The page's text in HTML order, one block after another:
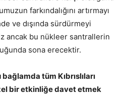
farkındalığını artırmayı
ve dışında sürdürmeyi
ancak bu nükleer santrallerin
sona erecektir.
bağlamda tüm Kıbrıslıları
bir etkinliğe davet etmek